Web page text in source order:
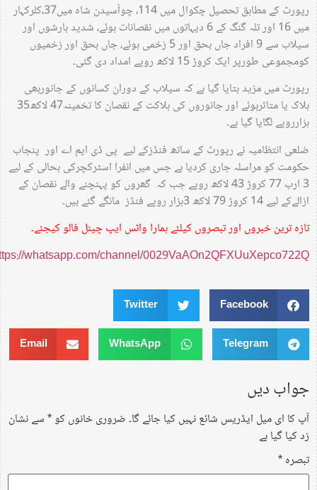
رپورٹ کے مطابق تحصیل چکوال میں 114، چوآسیدن شاہ میں37،کلرکہار
میں 16 اور تلہ گنگ کے 6 دیہاتوں میں نقصانات ہوئے، شدید بارشوں اور
سیلاب سے 9 افراد جاں بحق اور 5 زخمی ہوئے، جاں بحق اور زخمیوں
کومجموعی طورپر ایک کروڑ 15 لاکھ روپے امداد دی گئی۔
رپورٹ میں مزید بتایا گیا ہے کہ سیلاب کے دوران کسانوں کے جانوربھی
ہلاک یا متاثرہوئے اور جانوروں کی ہلاکت کے نقصان کا تخمینہ47 لاکھ35
ہزارروپے لگایا گیا ہے۔
ضلعی انتظامیہ نے رپورٹ کے ساتھ فنڈزکے لیے پی ڈی ایم اے اور پنجاب
حکومت کو مراسلہ جاری کردیا ہے جس میں انفرا اسٹرکچرکی بحالی کے لیے
3 ارب 77 کروڑ 43 لاکھ روپے جب کہ گھروں کو پہنچنے والے نقصان کے
ازالےکے لیے 14 کروڑ 79 لاکھ 3ہزار روپے فنڈز مانگے گئے ہیں۔
تازہ ترین خبروں اور تبصروں کیلئے ہمارا واٹس ایپ چینل فالو کیجئے۔
https://whatsapp.com/channel/0029VaAOn2QFXUuXepco722Q
Facebook
Twitter
Telegram
WhatsApp
Email
جواب دیں
آپ کا ای میل ایڈریس شائع نہیں کیا جائے گا۔ضروری خانوں کو*سے نشان
زد کیا گیا ہے
تبصرہ*